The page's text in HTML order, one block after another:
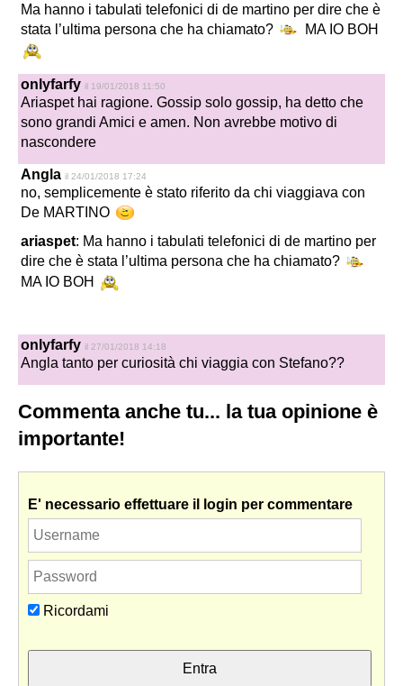
Ma hanno i tabulati telefonici di de martino per dire che è
stata l’ultima persona che ha chiamato?
MA IO BOH
onlyfarfy il 19/01/2018 11:50
Ariaspet hai ragione. Gossip solo gossip, ha detto che
sono grandi Amici e amen. Non avrebbe motivo di
nascondere
Angla il 24/01/2018 17:24
no, semplicemente è stato riferito da chi viaggiava con
De MARTINO
ariaspet: Ma hanno i tabulati telefonici di de martino per
dire che è stata l’ultima persona che ha chiamato?
MA IO BOH
onlyfarfy il 27/01/2018 14:18
Angla tanto per curiosità chi viaggia con Stefano??
Commenta anche tu... la tua opinione è
importante!
E' necessario effettuare il login per commentare
Ricordami